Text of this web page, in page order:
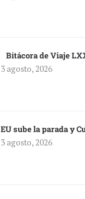
Bitácora de Viaje
3 agosto, 2026
EU sube la parada y
3 agosto, 2026